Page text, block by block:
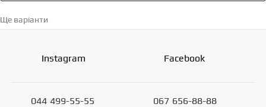
Ще варіанти
Instagram Facebook
044 499-55-55
067 656-88-88